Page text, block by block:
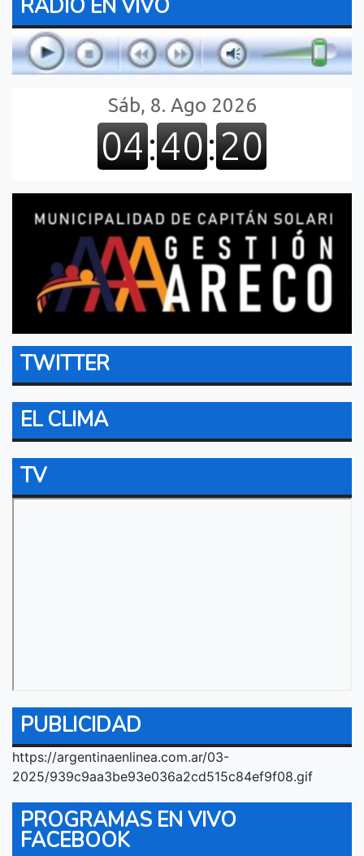
RADIO EN VIVO
TWITTER
EL CLIMA
TV
PUBLICIDAD
https://argentinaenlinea.com.ar/03-
2025/939c9aa3be93e036a2cd515c84ef9f08.gif
PROGRAMAS EN VIVO
FACEBOOK